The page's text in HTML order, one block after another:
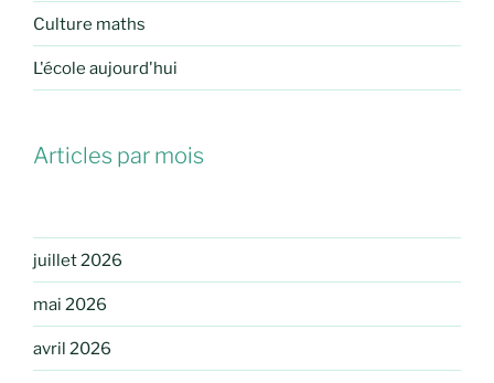
Culture maths
L'école aujourd'hui
Articles par mois
juillet 2026
mai 2026
avril 2026